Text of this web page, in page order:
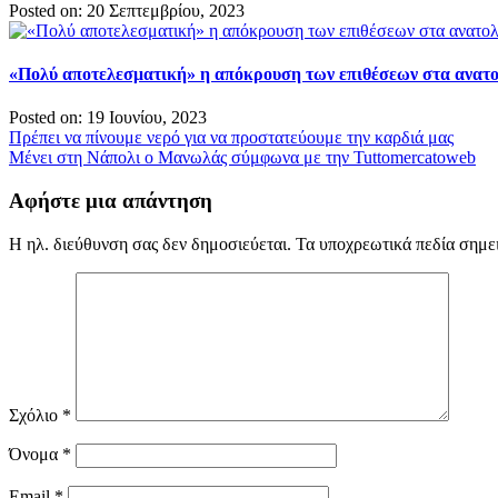
Posted on: 20 Σεπτεμβρίου, 2023
«Πολύ αποτελεσματική» η απόκρουση των επιθέσεων στα
Posted on: 19 Ιουνίου, 2023
Πλοήγηση
άρθρων
Πρέπει να πίνουμε νερό για να προστατεύουμε την καρδιά μας
Μένει στη Νάπολι ο Μανωλάς σύμφωνα με την Tuttomercatoweb
Αφήστε μια απάντηση
Η ηλ. διεύθυνση σας δεν δημοσιεύεται. Τα υποχρεωτικά πεδία
Σχόλιο *
Όνομα *